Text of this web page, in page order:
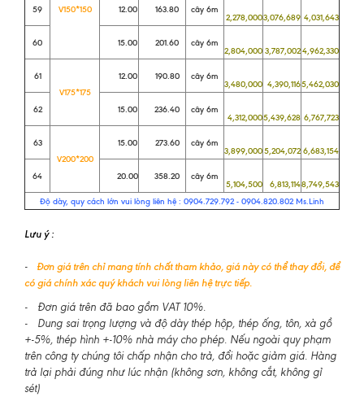
V150*150
59 12.00 163.80 cây 6m
2,278,0003,076,689 4,031,643
60 15.00 201.60 cây 6m
2,804,000 3,787,0024,962,330
61
V175*175
12.00 190.80 cây 6m
3,480,000 4,390,1165,462,030
62 15.00 236.40 cây 6m
4,312,0005,439,628 6,767,723
63
V200*200
15.00 273.60 cây 6m
3,899,0005,204,072 6,683,154
64 20.00 358.20 cây 6m
5,104,500 6,813,1148,749,543
Độ dày, quy cách lớn vui lòng liên hệ : 0904.729.792 - 0904.820.802 Ms.Linh
Lưu ý :
-
Đơn giá trên chỉ mang tính chất tham khảo, giá này có thể thay đổi, để
có giá chính xác quý khách vui lòng liên hệ trực tiếp.
- Đơn giá trên đã bao gồm VAT 10%.
- Dung sai trọng lượng và độ dày thép hộp, thép ống, tôn, xà gồ
+-5%, thép hình +-10% nhà máy cho phép. Nếu ngoài quy phạm
trên công ty chúng tôi chấp nhận cho trả, đổi hoặc giảm giá. Hàng
trả lại phải đúng như lúc nhận (không sơn, không cắt, không gỉ
sét)